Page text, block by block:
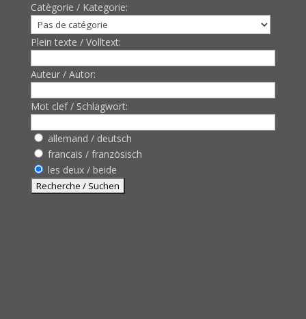
Catègorie / Kategorie:
Plein texte / Volltext:
Auteur / Autor:
Mot clef / Schlagwort:
allemand / deutsch
francais / französisch
les deux / beide